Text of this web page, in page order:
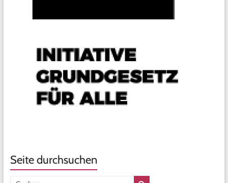
Seite durchsuchen